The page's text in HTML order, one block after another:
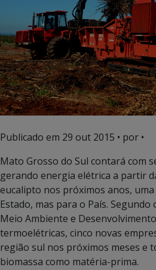
Publicado em 29 out 2015 • por •
Mato Grosso do Sul contará com
gerando energia elétrica a partir
eucalipto nos próximos anos,
Estado, mas para o País.
Meio Ambiente e
termoelétricas, cinco novas
região sul nos próximos meses e
biomassa como matéria-prima.